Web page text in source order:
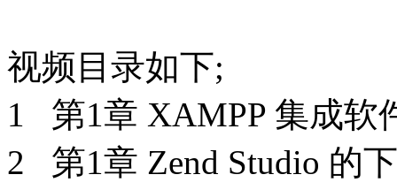
视频目录如下;
1 第1章 XAMPP 集成
2 第1章 Zend Studio 的